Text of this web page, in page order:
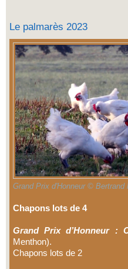
Le palmarès 2023
Grand Prix d'Honneur © Bertrand
Chapons lots de 4
Grand Prix d’Honneur :
Menthon).
Chapons lots de 2